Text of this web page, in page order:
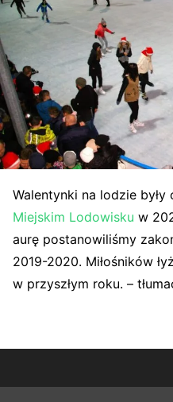
Walentynki na lodzie były
Miejskim Lodowisku w
aurę postanowiliśmy
2019-2020. Miłośników
w przyszłym roku. –